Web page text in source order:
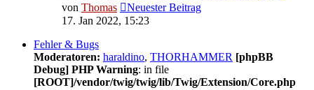
von Thomas
Neuester Beitrag
17. Jan 2022, 15:23
Fehler & Bugs
Moderatoren: haraldino, THORHAMMER [phpBB
Debug] PHP Warning: in file
[ROOT]/vendor/twig/twig/lib/Twig/Extension/Core.php